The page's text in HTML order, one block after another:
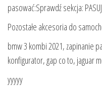
pasować:Sprawdź sekcja:
Pozostałe akcesoria do
bmw 3 kombi 2021, zapinanie
konfigurator, gap co to, jaguar
yyyyy